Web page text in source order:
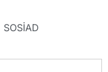
SOSİAD